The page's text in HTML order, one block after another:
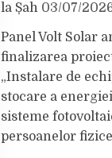
la Șah 03/07/
Panel Volt Solar
finalizarea
„Instalare de
stocare a
sisteme
persoanelor